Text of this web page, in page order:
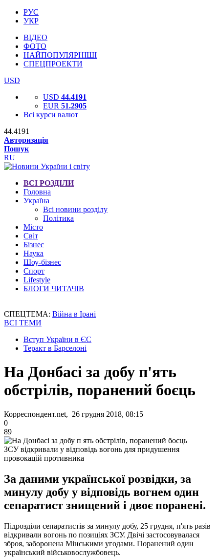
РУС
УКР
ВІДЕО
ФОТО
НАЙПОПУЛЯРНІШІ
СПЕЦПРОЕКТИ
USD
USD 44.4191
EUR 51.2905
Всі курси валют
44.4191
Авторизація
Пошук
RU
ВСІ РОЗДІЛИ
Головна
Україна
Всі новини розділу
Політика
Місто
Світ
Бізнес
Наука
Шоу-бізнес
Спорт
Lifestyle
БЛОГИ ЧИТАЧІВ
СПЕЦТЕМА: Війна в Ірані
ВСІ ТЕМИ
Вступ України в ЄС
Теракт в Барселоні
На Донбасі за добу п'ять
обстрілів, поранений боєць
Корреспондент.net, 26 грудня 2018, 08:15
0
89
ЗСУ відкривали у відповідь вогонь для придушення
провокацій противника
За даними української розвідки, за
минулу добу у відповідь вогнем один
сепаратист знищений і двоє поранені.
Підрозділи сепаратистів за минулу добу, 25 грудня, п'ять разів
відкривали вогонь по позиціях ЗСУ. Двічі застосовувалася
зброя, заборонена Мінськими угодами. Поранений один
український військовослужбовець.